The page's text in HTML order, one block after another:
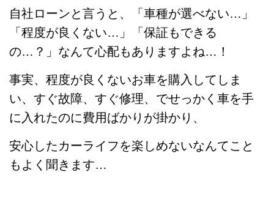
自社ローンと言うと、「車種が選べない…」
「程度が良くない…」「保証もできる
の…？」なんて心配もありますよね…！
事実、程度が良くないお車を購入してしま
い、すぐ故障、すぐ修理、でせっかく車を手
に入れたのに費用ばかりが掛かり、
安心したカーライフを楽しめないなんてこと
もよく聞きます…